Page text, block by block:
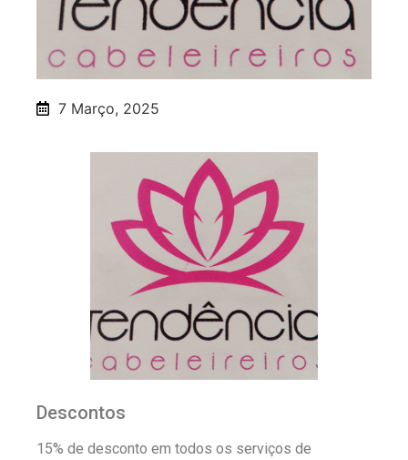
7 Março, 2025
Descontos
15% de desconto em todos os serviços de